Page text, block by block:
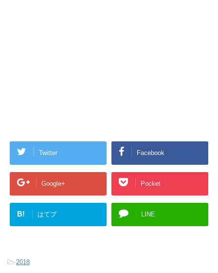
Twitter Facebook
Google+ Pocket
B! はてブ LINE
-2018